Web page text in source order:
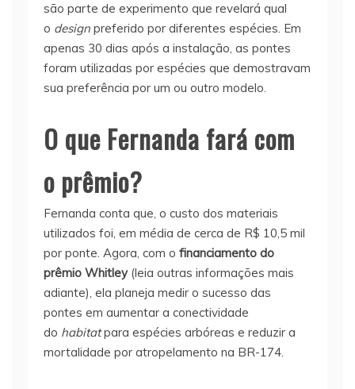
são parte de experimento que revelará qual
o design preferido por diferentes espécies. Em
apenas 30 dias após a instalação, as pontes
foram utilizadas por espécies que demostravam
sua preferência por um ou outro modelo.
O que Fernanda fará com
o prêmio?
Fernanda conta que, o custo dos materiais
utilizados foi, em média de cerca de R$ 10,5 mil
por ponte. Agora, com o financiamento do
prêmio Whitley(leia outras informações mais
adiante), ela planeja medir o sucesso das
pontes em aumentar a conectividade
do habitatpara espécies arbóreas e reduzir a
mortalidade por atropelamento na BR-174.